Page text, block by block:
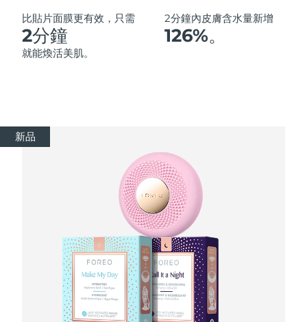
比貼片面膜更有效，只需
2分鐘
就能煥活美肌。
2分鐘內皮膚含水量新增
126%。
新品
Advanced pore care essentials
For healthy hair
issa™ Teeth Whitening Gel
護膚品 男士
以色列 預計送達日期8/15/26
義大利
哈薩克
預計送達日期
預計送達日期
預計送達日期
預計送達日期
預計送達日期